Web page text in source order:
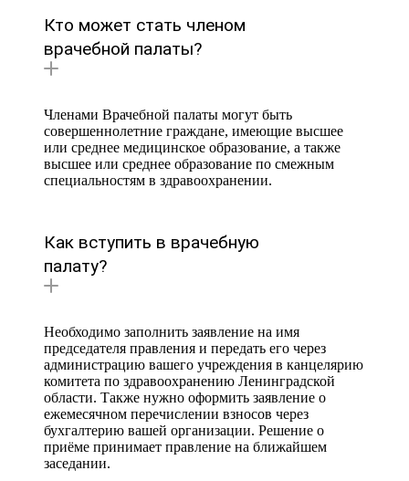
Кто может стать членом
врачебной палаты?
Членами Врачебной палаты могут быть
совершеннолетние граждане, имеющие высшее
или среднее медицинское образование, а также
высшее или среднее образование по смежным
специальностям в здравоохранении.
Как вступить в врачебную
палату?
Необходимо заполнить заявление на имя
председателя правления и передать его через
администрацию вашего учреждения в канцелярию
комитета по здравоохранению Ленинградской
области. Также нужно оформить заявление о
ежемесячном перечислении взносов через
бухгалтерию вашей организации. Решение о
приёме принимает правление на ближайшем
заседании.